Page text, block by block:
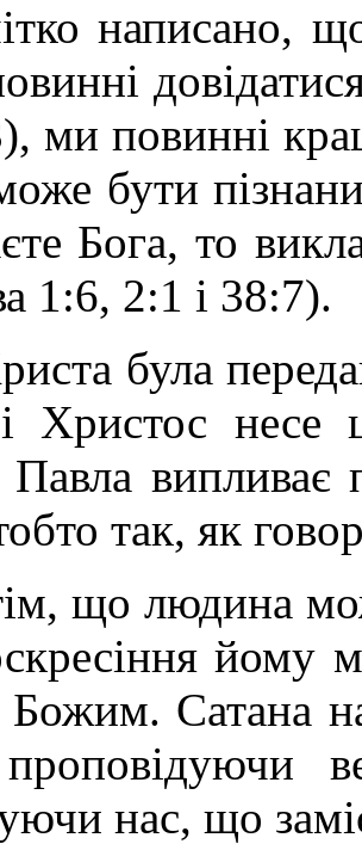
написано,
ми повинні
бути
Бога, то
1:6, 2:1 і 38:7).
була
Христос
випливає
так, як
що людина
йому
Божим. Сатана
проповідуючи
нас, що